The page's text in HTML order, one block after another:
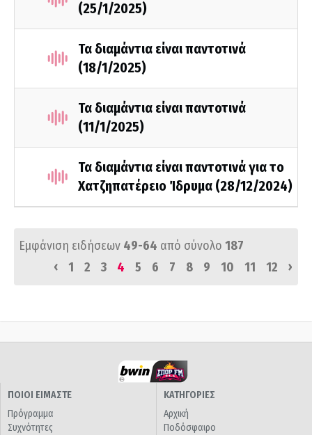
(25/1/2025)
Τα διαμάντια είναι παντοτινά
(18/1/2025)
Τα διαμάντια είναι παντοτινά
(11/1/2025)
Τα διαμάντια είναι παντοτινά για το
Χατζηπατέρειο Ίδρυμα (28/12/2024)
Εμφάνιση ειδήσεων 49-64 από σύνολο 187
‹
1 2 3 4 5 6 7 8 9 10 11 12 ›
ΠΟΙΟΙ ΕΙΜΑΣΤΕ
Πρόγραμμα
Συχνότητες
ΚΑΤΗΓΟΡΙΕΣ
Αρχική
Ποδόσφαιρο